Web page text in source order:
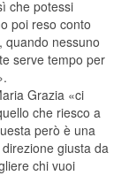
che potessi
poi reso conto
quando nessuno
serve tempo per
Grazia «ci
che riesco a
però è una
giusta da
chi vuoi